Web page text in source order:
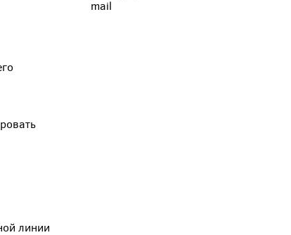
линии
mail